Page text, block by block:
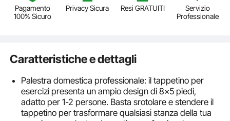
Pagamento
100% Sicuro
Privacy Sicura Resi GRATUITI
Servizio
Professionale
Caratteristiche e dettagli
Palestra domestica professionale: il tappetino per
esercizi presenta un ampio design di 8x5 piedi,
adatto per 1-2 persone. Basta srotolare e stendere il
tappetino per trasformare qualsiasi stanza della tua